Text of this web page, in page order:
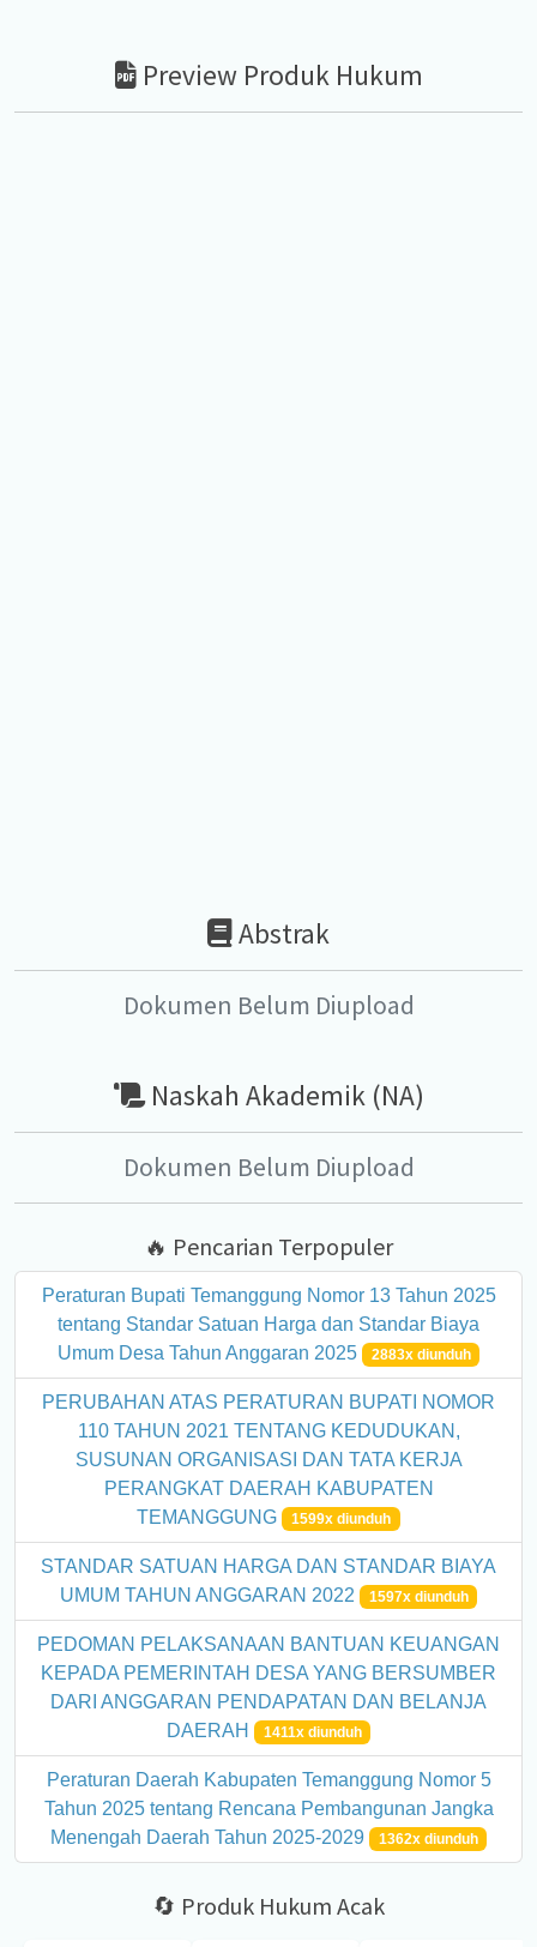
Preview Produk Hukum
Abstrak
Dokumen Belum Diupload
Naskah Akademik (NA)
Dokumen Belum Diupload
🔥 Pencarian Terpopuler
Peraturan Bupati Temanggung Nomor 13 Tahun 2025
tentang Standar Satuan Harga dan Standar Biaya
Umum Desa Tahun Anggaran 2025
2883x diunduh
PERUBAHAN ATAS PERATURAN BUPATI NOMOR
110 TAHUN 2021 TENTANG KEDUDUKAN,
SUSUNAN ORGANISASI DAN TATA KERJA
PERANGKAT DAERAH KABUPATEN
TEMANGGUNG 1599x diunduh
STANDAR SATUAN HARGA DAN STANDAR BIAYA
UMUM TAHUN ANGGARAN 2022
1597x diunduh
PEDOMAN PELAKSANAAN BANTUAN KEUANGAN
KEPADA PEMERINTAH DESA YANG BERSUMBER
DARI ANGGARAN PENDAPATAN DAN BELANJA
DAERAH
1411x diunduh
Peraturan Daerah Kabupaten Temanggung Nomor 5
Tahun 2025 tentang Rencana Pembangunan Jangka
Menengah Daerah Tahun 2025-2029
1362x diunduh
🔄 Produk Hukum Acak